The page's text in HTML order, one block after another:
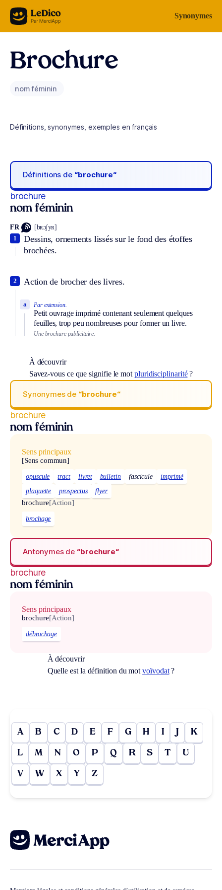
Aller au contenu Synonymes
Brochure
nom féminin
Définitions, synonymes, exemples en français
Définitions de “brochure“
brochure
nom féminin
FR [bʀɔʃyʀ]
Dessins, ornements lissés sur le fond des étoffes
brochées.
1
Action de brocher des livres.
2
Par extension.
Petit ouvrage imprimé contenant seulement quelques
feuilles, trop peu nombreuses pour former un livre.
a
Une brochure publicitaire.
À découvrir
Savez-vous ce que signifie le mot pluridisciplinarité?
Synonymes de “brochure“
brochure
nom féminin
Sens principaux
[Sens commun]
opuscule tract livret bulletin fascicule
imprimé
plaquette
prospectus flyer
brochure[Action]
brochage
Antonymes de “brochure“
brochure
nom féminin
Sens principaux
brochure[Action]
débrochage
À découvrir
Quelle est la définition du motvoïvodat?
A B C D E F G H I J K
L M N O P Q R S T U
V W X Y Z